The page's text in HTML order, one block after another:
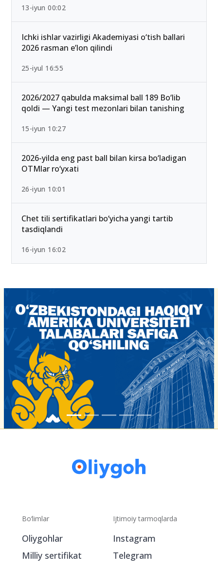
13-iyun 00:02
Ichki ishlar vazirligi Akademiyasi o‘tish ballari
2026 rasman e’lon qilindi
25-iyul 16:55
2026/2027 qabulda maksimal ball 189 Bo‘lib
qoldi — Yangi test mezonlari bilan tanishing
15-iyun 10:27
2026-yilda eng past ball bilan kirsa bo‘ladigan
OTMlar ro‘yxati
26-iyun 10:01
Chet tili sertifikatlari bo‘yicha yangi tartib
tasdiqlandi
16-iyun 16:02
Bo‘limlar
Oliygohlar
Milliy sertifikat
Ijtimoiy tarmoqlarda
Instagram
Telegram